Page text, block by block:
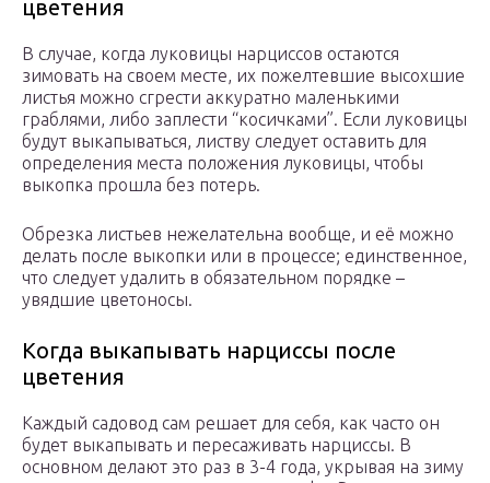
цветения
В случае, когда луковицы нарциссов остаются
зимовать на своем месте, их пожелтевшие высохшие
листья можно сгрести аккуратно маленькими
граблями, либо заплести “косичками”. Если луковицы
будут выкапываться, листву следует оставить для
определения места положения луковицы, чтобы
выкопка прошла без потерь.
Обрезка листьев нежелательна вообще, и её можно
делать после выкопки или в процессе; единственное,
что следует удалить в обязательном порядке –
увядшие цветоносы.
Когда выкапывать нарциссы после
цветения
Каждый садовод сам решает для себя, как часто он
будет выкапывать и пересаживать нарциссы. В
основном делают это раз в 3-4 года, укрывая на зиму